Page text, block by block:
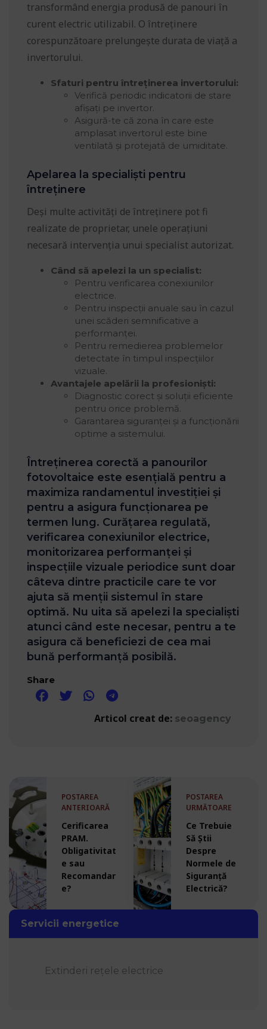
transformând energia produsă de panouri în
curent electric utilizabil. O întreținere
corespunzătoare prelungește durata de viață a
invertorului.
Sfaturi pentru întreținerea invertorului:
Verifică periodic indicatorii de stare
afișați pe invertor.
Asigură-te că zona în care este
amplasat invertorul este bine
ventilată și protejată de umiditate.
Apelarea la specialiști pentru
întreținere
Deși multe activități de întreținere pot fi
realizate de proprietar, unele operațiuni
necesară intervenția unui specialist autorizat.
Când să apelezi la un specialist:
Pentru verificarea conexiunilor
electrice.
Pentru inspecții anuale sau în cazul
unei scăderi semnificative a
performanței.
Pentru remedierea problemelor
detectate în timpul inspecțiilor
vizuale.
Avantajele apelării la profesioniști:
Diagnostic corect și soluții eficiente
pentru orice problemă.
Garantarea siguranței și a funcționării
optime a sistemului.
Întreținerea corectă a panourilor
fotovoltaice este esențială pentru a
maximiza randamentul investiției și
pentru a asigura funcționarea pe
termen lung. Curățarea regulată,
verificarea conexiunilor electrice,
monitorizarea performanței și
inspecțiile vizuale periodice sunt doar
câteva dintre practicile care te vor
ajuta să menții sistemul în stare
optimă. Nu uita să apelezi la specialiști
atunci când este necesar, pentru a te
asigura că beneficiezi de cea mai
bună performanță posibilă.
Share
Articol creat de: seoagency
POSTAREA
ANTERIOARĂ
Cerificarea
PRAM.
Obligativitat
e sau
Recomandar
e?
POSTAREA
URMĂTOARE
Ce Trebuie
Să Știi
Despre
Normele de
Siguranță
Electrică?
Servicii energetice
Extinderi rețele electrice